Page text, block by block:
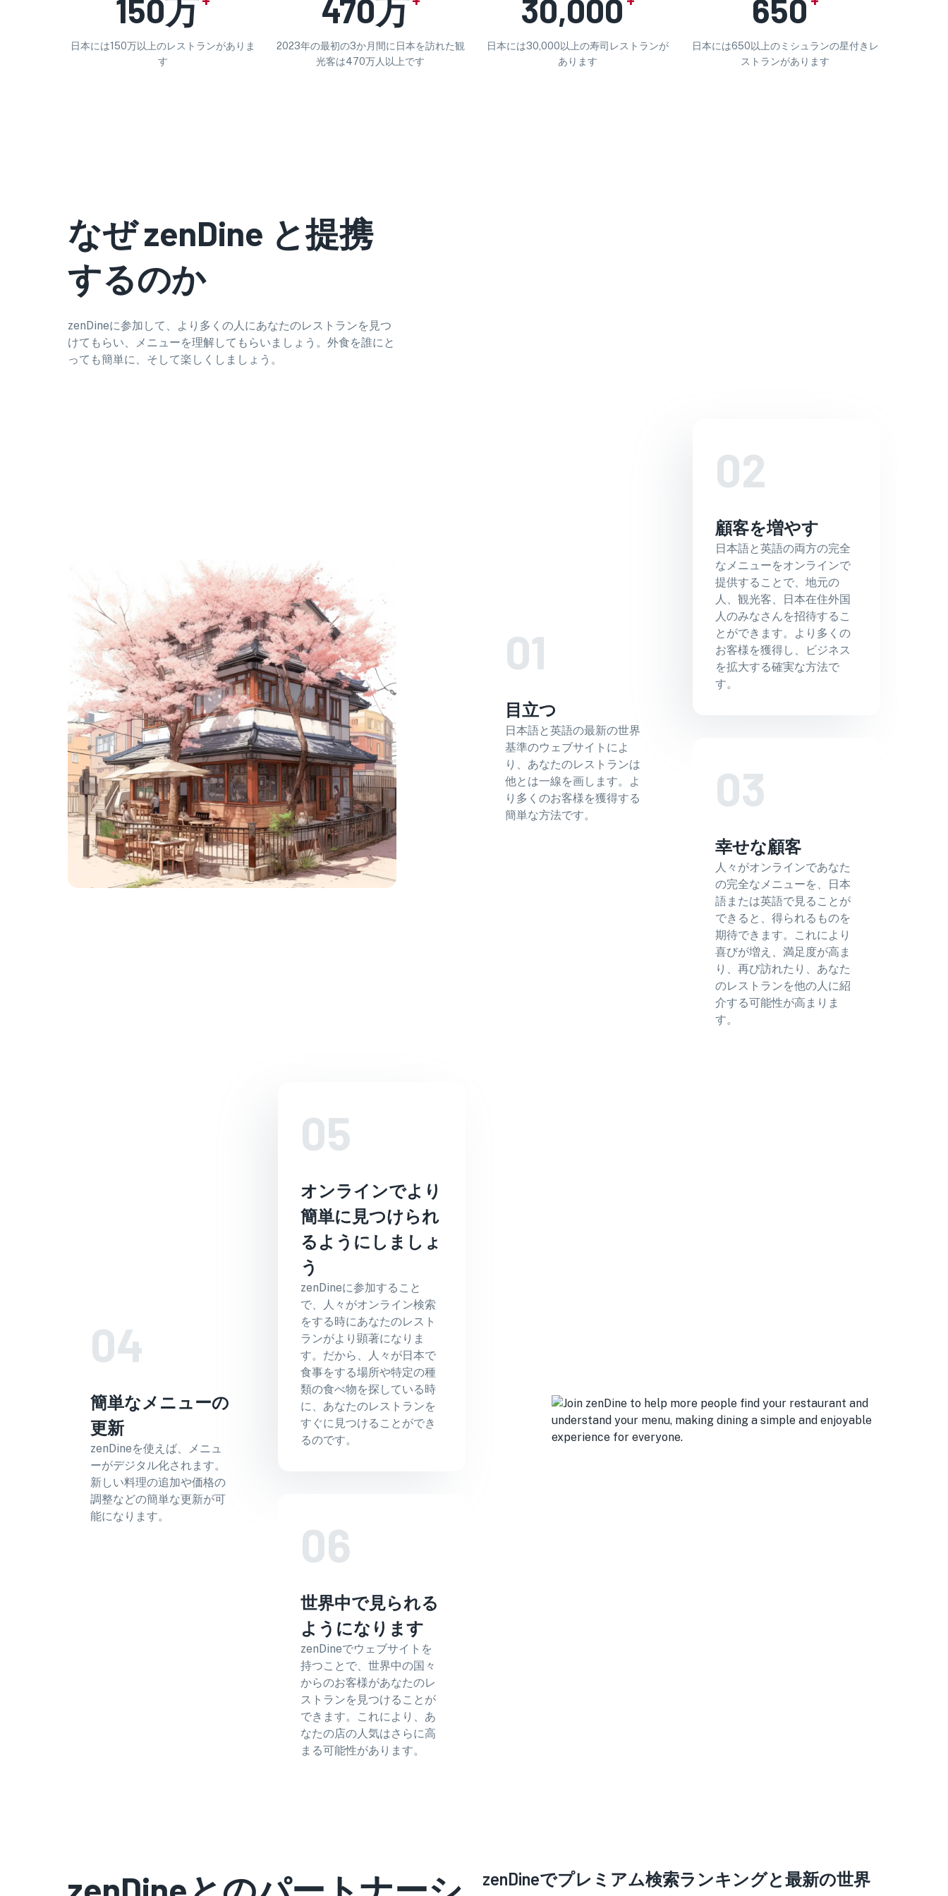
150万
日本には150万以上のレストランがありま
す
470万
2023年の最初の3か月間に日本を訪れた観
光客は470万人以上です
30,000
日本には30,000以上の寿司レストランが
あります
650
日本には650以上のミシュランの星付きレ
ストランがあります
なぜ zenDine と提携
するのか
zenDineに参加して、より多くの人にあなたのレストランを見つ
けてもらい、メニューを理解してもらいましょう。外食を誰にと
っても簡単に、そして楽しくしましょう。
01
目立つ
日本語と英語の最新の世界
基準のウェブサイトによ
り、あなたのレストランは
他とは一線を画します。よ
り多くのお客様を獲得する
簡単な方法です。
02
顧客を増やす
日本語と英語の両方の完全
なメニューをオンラインで
提供することで、地元の
人、観光客、日本在住外国
人のみなさんを招待するこ
とができます。より多くの
お客様を獲得し、ビジネス
を拡大する確実な方法で
す。
03
幸せな顧客
人々がオンラインであなた
の完全なメニューを、日本
語または英語で見ることが
できると、得られるものを
期待できます。これにより
喜びが増え、満足度が高ま
り、再び訪れたり、あなた
のレストランを他の人に紹
介する可能性が高まりま
す。
04
簡単なメニューの
更新
zenDineを使えば、メニュ
ーがデジタル化されます。
新しい料理の追加や価格の
調整などの簡単な更新が可
能になります。
05
オンラインでより
簡単に見つけられ
るようにしましょ
う
zenDineに参加すること
で、人々がオンライン検索
をする時にあなたのレスト
ランがより顕著になりま
す。だから、人々が日本で
食事をする場所や特定の種
類の食べ物を探している時
に、あなたのレストランを
すぐに見つけることができ
るのです。
06
世界中で見られる
ようになります
zenDineでウェブサイトを
持つことで、世界中の国々
からのお客様があなたのレ
ストランを見つけることが
できます。これにより、あ
なたの店の人気はさらに高
まる可能性があります。
zenDineでプレミアム検索ランキングと最新の世界